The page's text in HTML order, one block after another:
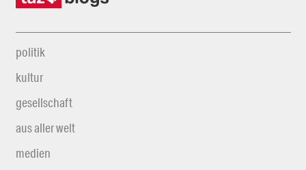
politik
kultur
gesellschaft
aus aller welt
medien